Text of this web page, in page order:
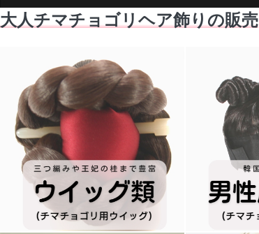
大人チマチョゴリヘア飾りの販売